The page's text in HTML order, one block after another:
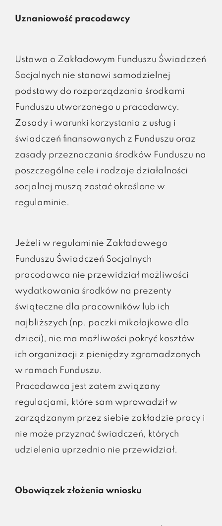
Uznaniowość pracodawcy
Ustawa o Zakładowym Funduszu Świadczeń
Socjalnych nie stanowi samodzielnej
podstawy do rozporządzania środkami
Funduszu utworzonego u pracodawcy.
Zasady i warunki korzystania z usług i
świadczeń finansowanych z Funduszu oraz
zasady przeznaczania środków Funduszu na
poszczególne cele i rodzaje działalności
socjalnej muszą zostać określone w
regulaminie.
Jeżeli w regulaminie Zakładowego
Funduszu Świadczeń Socjalnych
pracodawca nie przewidział możliwości
wydatkowania środków na prezenty
świąteczne dla pracowników lub ich
najbliższych (np. paczki mikołajkowe dla
dzieci), nie ma możliwości pokryć kosztów
ich organizacji z pieniędzy zgromadzonych
w ramach Funduszu.
Pracodawca jest zatem związany
regulacjami, które sam wprowadził w
zarządzanym przez siebie zakładzie pracy i
nie może przyznać świadczeń, których
udzielenia uprzednio nie przewidział.
Obowiązek złożenia wniosku